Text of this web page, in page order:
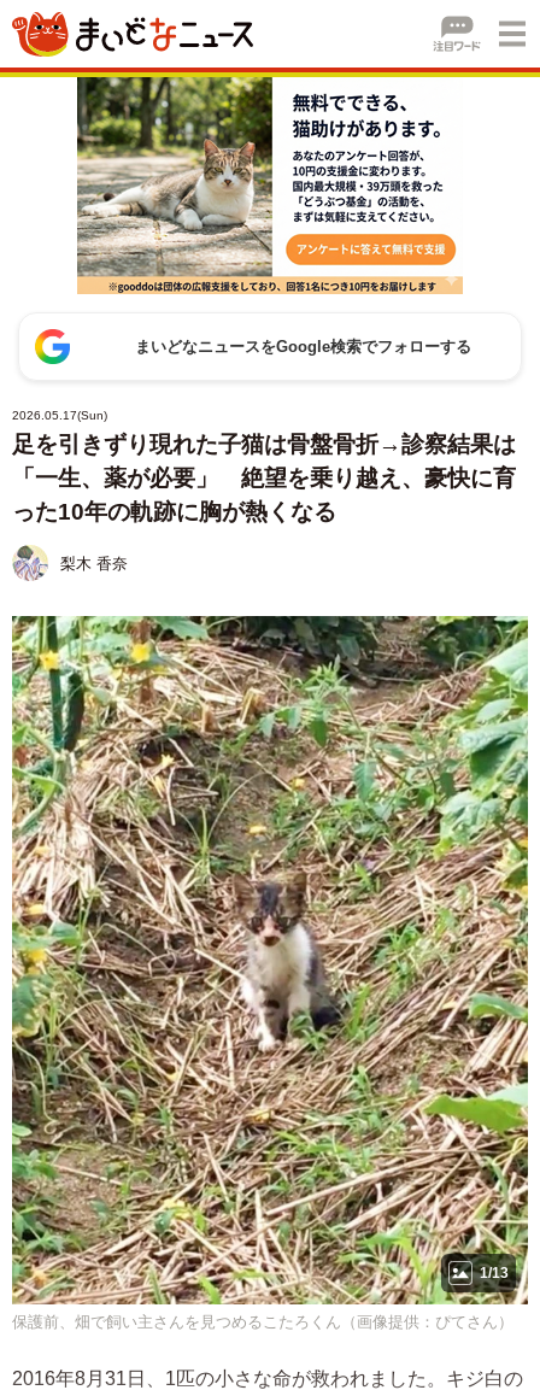
まいどなニュースをGoogle検索でフォローする
2026.05.17(Sun)
足を引きずり現れた子猫は骨盤骨折→診察結果は
「一生、薬が必要」 絶望を乗り越え、豪快に育
った10年の軌跡に胸が熱くなる
梨木 香奈
1/13
保護前、畑で飼い主さんを見つめるこたろくん（画像提供：ぴてさん）
2016年8月31日、1匹の小さな命が救われました。キジ白の